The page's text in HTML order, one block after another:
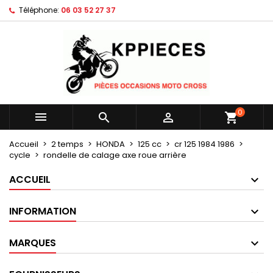
Téléphone: 06 03 52 27 37
   shopping_cart0
Accueil 2 temps HONDA 125 cc
cr 125 1984 1986
cycle
rondelle de calage axe roue arrière
ACCUEIL
INFORMATION
MARQUES
Mes listes d'envies ×
Créer une nouvelle liste
Créer une liste d'envies ×
Nom de la liste d'envies
Annuler Créer une liste d'envies
Connexion ×
Vous devez être connecté pour ajouter des produits
à votre liste d'envies.
Annuler Connexion